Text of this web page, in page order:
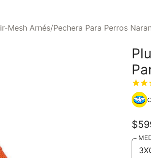
Mesh Arnés/Pechera Para Perros